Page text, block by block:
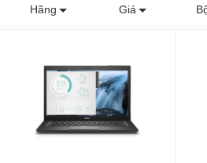
Hãng Giá